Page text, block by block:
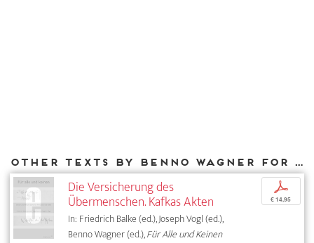
Other texts by Benno Wagner for DIAPHANES
Die Versicherung des
Übermenschen. Kafkas Akten
In: Friedrich Balke (ed.), Joseph Vogl (ed.),
Benno Wagner (ed.),Für Alle und Keinen
p
€ 14,95